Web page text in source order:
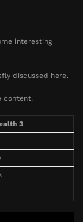
interesting
discussed here.
content.
3